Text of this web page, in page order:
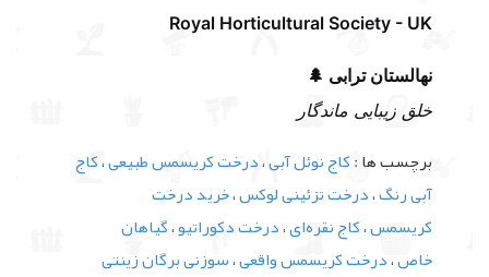
Royal Horticultural Society - UK
نهالستان ترابی 🌲
خلق زیبایی ماندگار
برچسب ها :کاج نوئل آبی،درخت کریسمس طبیعی،کاج
آبی رنگ،درخت تزئینی لوکس،خرید درخت
کریسمس،کاج نقره‌ای،درخت دکوراتیو،گیاهان
خاص،درخت کریسمس واقعی،سوزنی برگان زینتی